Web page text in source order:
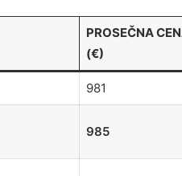
PROSEČNA
(€)
981
985